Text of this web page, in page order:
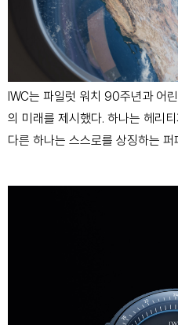
IWC는 파일럿 워치 90주년과 어
의 미래를 제시했다. 하나는 헤리
다른 하나는 스스로를 상징하는